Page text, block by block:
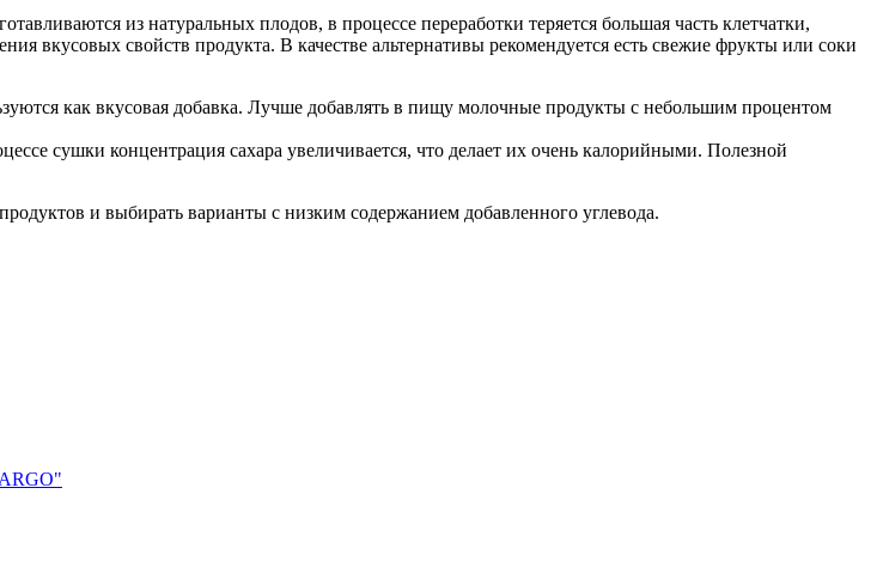
из натуральных плодов, в процессе переработки теряется большая часть клетчатки,
вкусовых свойств продукта. В качестве альтернативы рекомендуется есть свежие фрукты или соки
как вкусовая добавка. Лучше добавлять в пищу молочные продукты с небольшим процентом
сушки концентрация сахара увеличивается, что делает их очень калорийными. Полезной
и выбирать варианты с низким содержанием добавленного углевода.